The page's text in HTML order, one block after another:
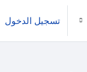
تسجيل الدخول